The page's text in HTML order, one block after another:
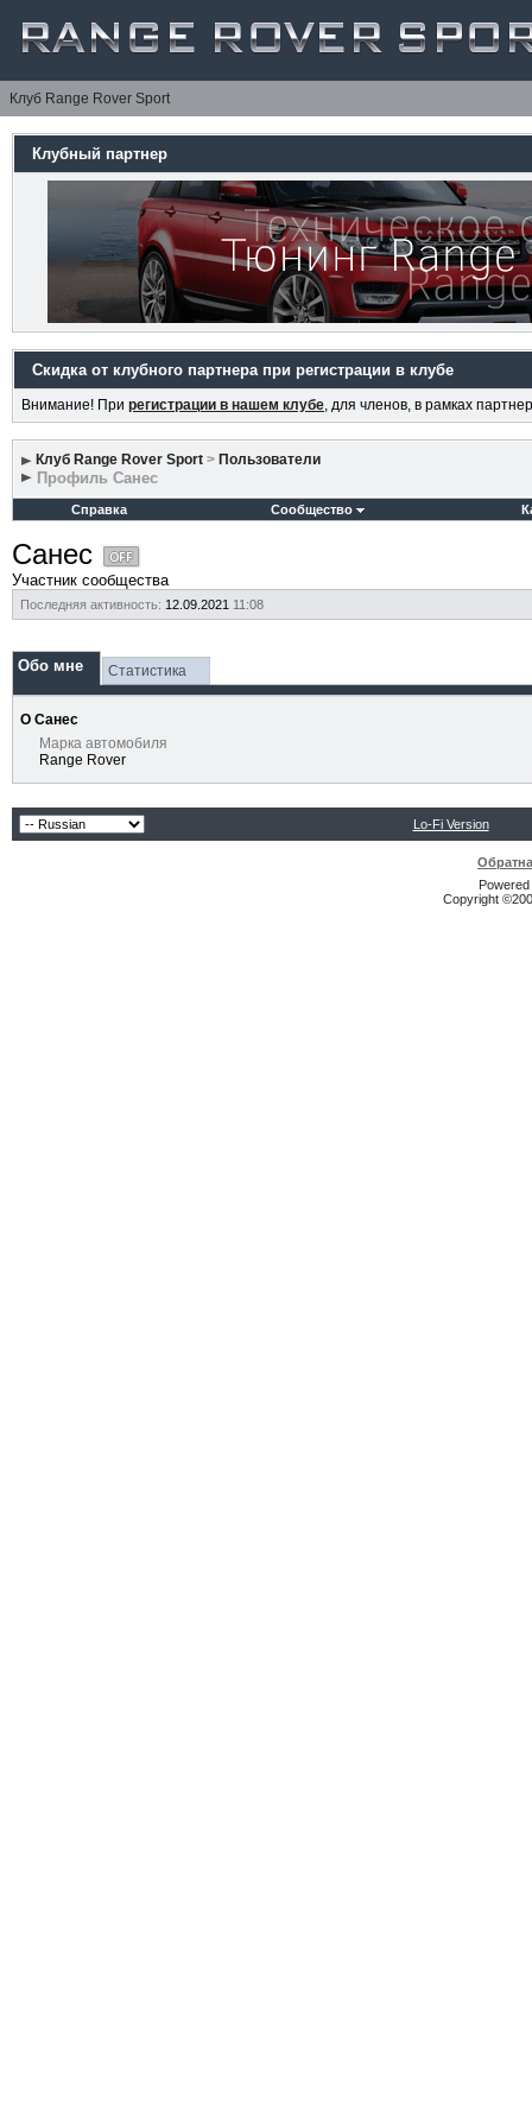
Клуб Range Rover Sport
Клубный партнер
Скидка от клубного партнера при регистрации в клубе
Внимание! При регистрации в нашем клубе, для членов, в рамках
Клуб Range Rover Sport > Пользователи
Профиль Санес
Справка Сообщество
Санес
Участник сообщества
Последняя активность: 12.09.2021 11:08
Обо мне Статистика
О Санес
Марка автомобиля
Range Rover
Lo-Fi Version
Copyright